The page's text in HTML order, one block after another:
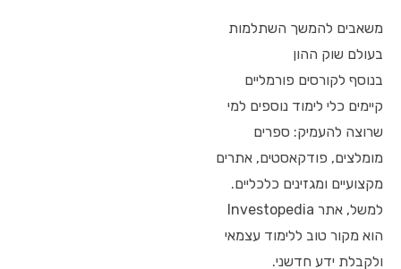
משאבים להמשך השתלמות
בעולם שוק ההון
בנוסף לקורסים פורמליים
קיימים כלי לימוד נוספים למי
שרוצה להעמיק: ספרים
מומלצים, פודקאסטים, אתרים
מקצועיים ומגזינים כלכליים.
למשל, אתר Investopedia
הוא מקור טוב ללימוד עצמאי
ולקבלת ידע חדשני.